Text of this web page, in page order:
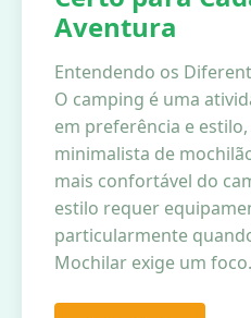
Aventura
Entendendo os
O camping é uma
em preferência e
minimalista de
mais confortável do
estilo requer
particularmente
Mochilar exige um